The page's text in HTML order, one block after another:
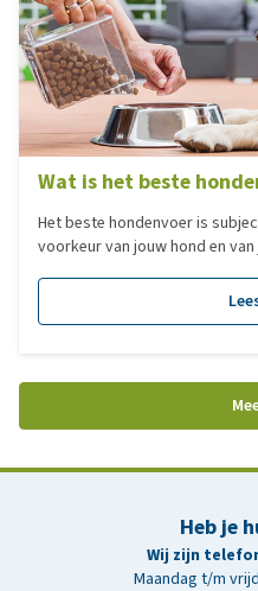
Wat is het beste
Het beste hondenvoer is
voorkeur van jouw hond en
gemaakt van de populairste
Heb je
Wij zijn
Maandag t/m